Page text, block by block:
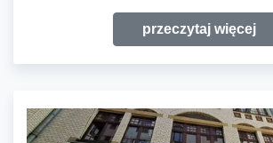
przeczytaj więcej